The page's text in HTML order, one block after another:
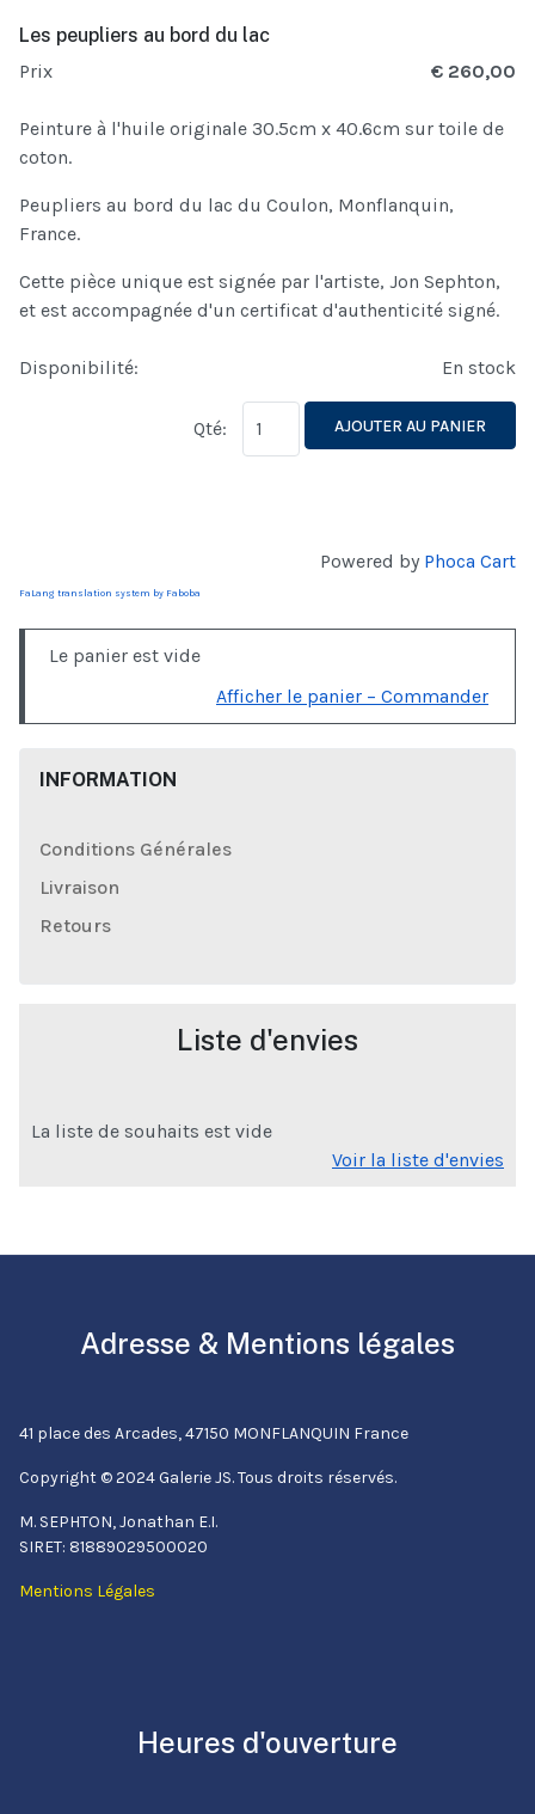
Les peupliers au bord du lac
Prix
€ 260,00
Peinture à l'huile originale 30.5cm x 40.6cm sur toile de
coton.
Peupliers au bord du lac du Coulon, Monflanquin,
France.
Cette pièce unique est signée par l'artiste, Jon Sephton,
et est accompagnée d'un certificat d'authenticité signé.
Disponibilité: En stock
Qté: AJOUTER AU PANIER
Powered by Phoca Cart
FaLang translation system by Faboba
Le panier est vide
Afficher le panier – Commander
INFORMATION
Conditions Générales
Livraison
Retours
Liste d'envies
La liste de souhaits est vide
Voir la liste d'envies
Adresse & Mentions légales
41 place des Arcades, 47150 MONFLANQUIN France
Copyright © 2024 Galerie JS. Tous droits réservés.
M. SEPHTON, Jonathan E.I.
SIRET: 81889029500020
Mentions Légales
Heures d'ouverture